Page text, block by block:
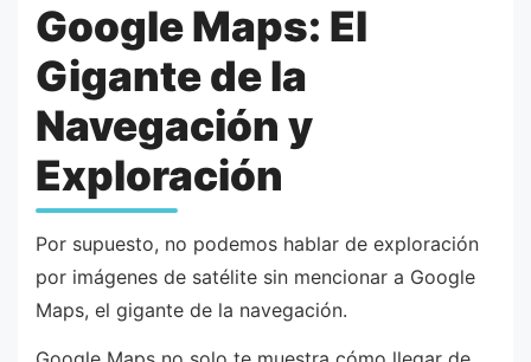
Google Maps: El
Gigante de la
Navegación y
Exploración
Por supuesto, no podemos hablar de exploración
por imágenes de satélite sin mencionar a Google
Maps, el gigante de la navegación.